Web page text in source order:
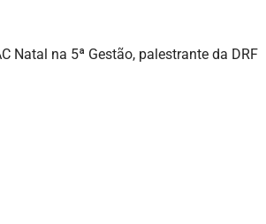
Natal na 5ª Gestão, palestrante da DRF